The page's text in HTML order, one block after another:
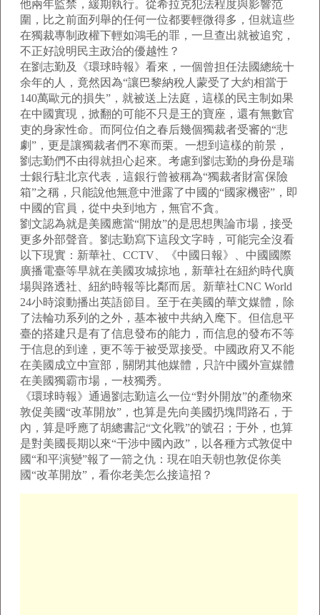
他兩年監禁，緩期執行。從希拉克犯法程度與影響范
圍，比之前面列舉的任何一位都要輕微得多，但就這些
在獨裁專制政權下輕如鴻毛的罪，一旦查出就被追究，
不正好說明民主政治的優越性？
在劉志勤及《環球時報》看來，一個曾担任法國總統十
余年的人，竟然因為“讓巴黎納稅人蒙受了大約相當于
140萬歐元的損失”，就被送上法庭，這樣的民主制如果
在中國實現，掀翻的可能不只是王的寶座，還有無數官
吏的身家性命。而阿位伯之春后幾個獨裁者受審的“悲
劇”，更是讓獨裁者們不寒而栗。一想到這樣的前景，
劉志勤們不由得就担心起來。考慮到劉志勤的身份是瑞
士銀行駐北京代表，這銀行曾被稱為“獨裁者財富保險
箱”之稱，只能說他無意中泄露了中國的“國家機密”，即
中國的官員，從中央到地方，無官不貪。
劉文認為就是美國應當“開放”的是思想輿論市場，接受
更多外部聲音。劉志勤寫下這段文字時，可能完全沒看
以下現實：新華社、CCTV、《中國日報》、中國國際
廣播電臺等早就在美國攻城掠地，新華社在紐約時代廣
場與路透社、紐約時報等比鄰而居。新華社CNC World
24小時滾動播出英語節目。至于在美國的華文媒體，除
了法輪功系列的之外，基本被中共納入麾下。但信息平
臺的搭建只是有了信息發布的能力，而信息的發布不等
于信息的到達，更不等于被受眾接受。中國政府又不能
在美國成立中宣部，關閉其他媒體，只許中國外宣媒體
在美國獨霸市場，一枝獨秀。
《環球時報》通過劉志勤這么一位“對外開放”的產物來
敦促美國“改革開放”，也算是先向美國扔塊問路石，于
內，算是呼應了胡總書記“文化戰”的號召；于外，也算
是對美國長期以來“干涉中國內政”，以各種方式敦促中
國“和平演變”報了一箭之仇：現在咱天朝也敦促你美
國“改革開放”，看你老美怎么接這招？